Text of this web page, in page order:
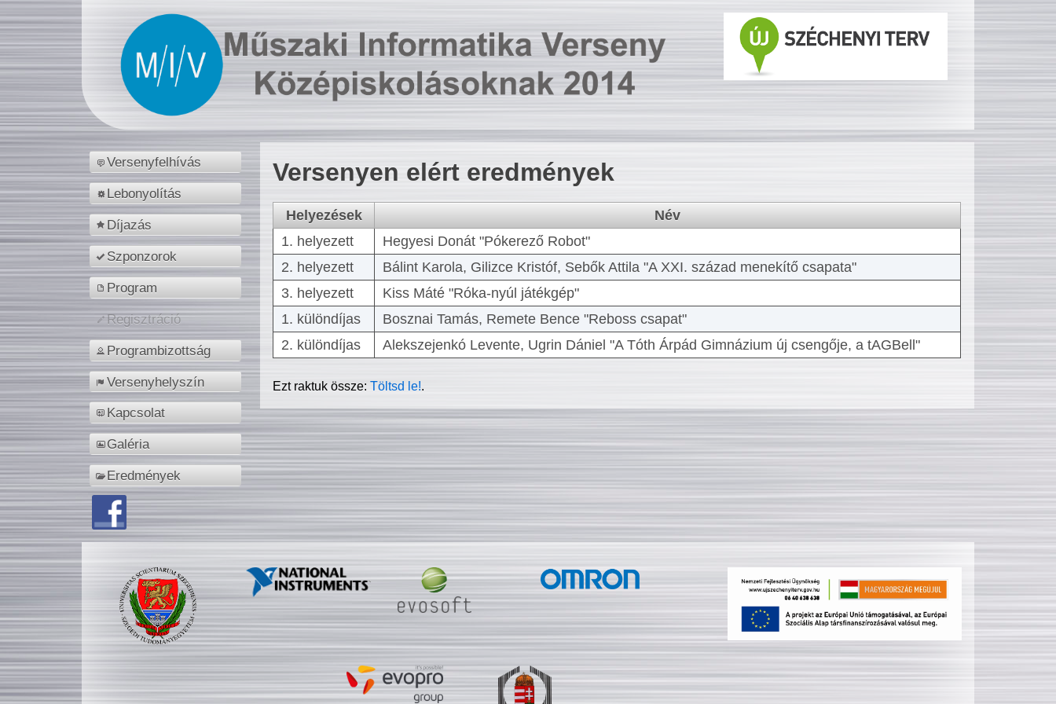
Versenyfelhívás
Lebonyolítás
Díjazás
Szponzorok
Program
Regisztráció
Programbizottság
Versenyhelyszín
Kapcsolat
Galéria
Eredmények
Versenyen elért eredmények
Helyezések
Név
1. helyezett
Hegyesi Donát "Pókerező Robot"
2. helyezett
Bálint Karola, Gilizce Kristóf, Sebők Attila "A XXI. század menekítő csapata"
3. helyezett
Kiss Máté "Róka-nyúl játékgép"
1. különdíjas
Bosznai Tamás, Remete Bence "Reboss csapat"
2. különdíjas
Alekszejenkó Levente, Ugrin Dániel "A Tóth Árpád Gimnázium új csengője, a tAGBell"
Ezt raktuk össze:Töltsd le!.